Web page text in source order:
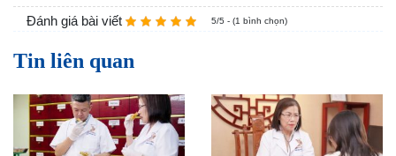
Đánh giá bài viết 5/5 - (1 bình chọn)
Tin liên quan